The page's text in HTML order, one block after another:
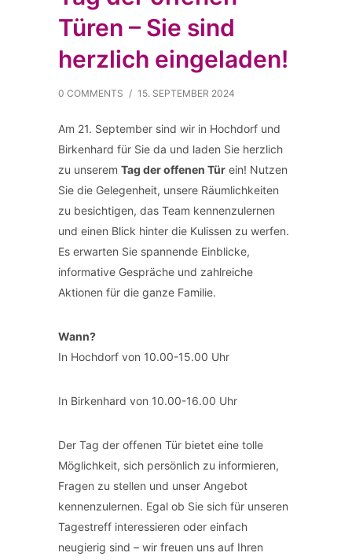
Türen – Sie sind
herzlich eingeladen!
0 COMMENTS / 15. SEPTEMBER 2024
Am 21. September sind wir in Hochdorf und
Birkenhard für Sie da und laden Sie herzlich
zu unserem Tag der offenen Tür ein! Nutzen
Sie die Gelegenheit, unsere Räumlichkeiten
zu besichtigen, das Team kennenzulernen
und einen Blick hinter die Kulissen zu werfen.
Es erwarten Sie spannende Einblicke,
informative Gespräche und zahlreiche
Aktionen für die ganze Familie.
Wann?
In Hochdorf von 10.00-15.00 Uhr
In Birkenhard von 10.00-16.00 Uhr
Der Tag der offenen Tür bietet eine tolle
Möglichkeit, sich persönlich zu informieren,
Fragen zu stellen und unser Angebot
kennenzulernen. Egal ob Sie sich für unseren
Tagestreff interessieren oder einfach
neugierig sind – wir freuen uns auf Ihren